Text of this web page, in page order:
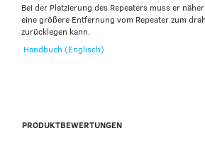
Bei der Platzierung des Repeaters muss er
eine größere Entfernung vom Repeater zum
zurücklegen kann.
Handbuch (Englisch)
PRODUKTBEWERTUNGEN